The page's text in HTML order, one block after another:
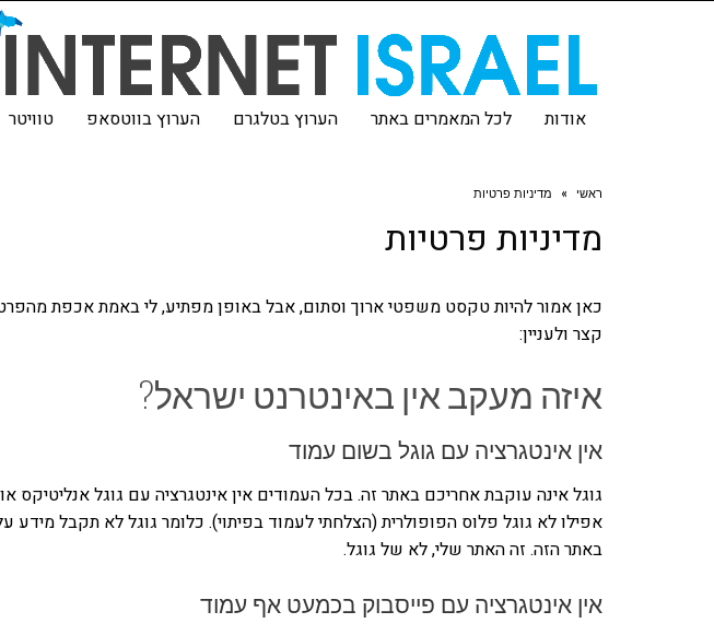
אודות לכל המאמרים באתר הערוץ בטלגרם הערוץ בווטסאפ טוויטר
ראשי » מדיניות פרטיות
מדיניות פרטיות
כאן אמור להיות טקסט משפטי ארוך וסתום, אבל באופן מפתיע, לי באמת אכפת
קצר ולעניין:
איזה מעקב אין באינטרנט ישראל?
אין אינטגרציה עם גוגל בשום עמוד
גוגל אינה עוקבת אחריכם באתר זה. בכל העמודים אין אינטגרציה עם גוגל אנליטיקס
אפילו לא גוגל פלוס הפופולרית (הצלחתי לעמוד בפיתוי). כלומר גוגל לא תקבל
באתר הזה. זה האתר שלי, לא של גוגל.
אין אינטגרציה עם פייסבוק בכמעט אף עמוד